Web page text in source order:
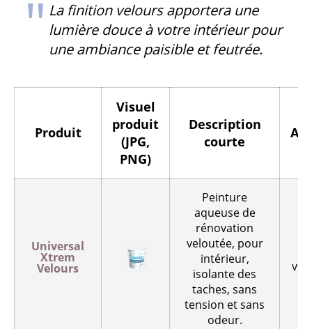
La finition velours apportera une
lumière douce à votre intérieur pour
une ambiance paisible et feutrée.
Produit
Visuel
produit
(JPG,
PNG)
Description
courte
Universal
Xtrem
Velours
Peinture
aqueuse de
rénovation
veloutée, pour
intérieur,
isolante des
taches, sans
tension et sans
odeur.